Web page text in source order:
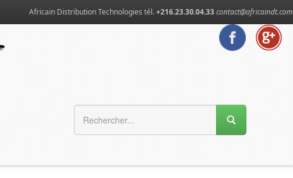
Africain Distribution Technologies tél.+216.23.30.04.33contact@africaindt.com